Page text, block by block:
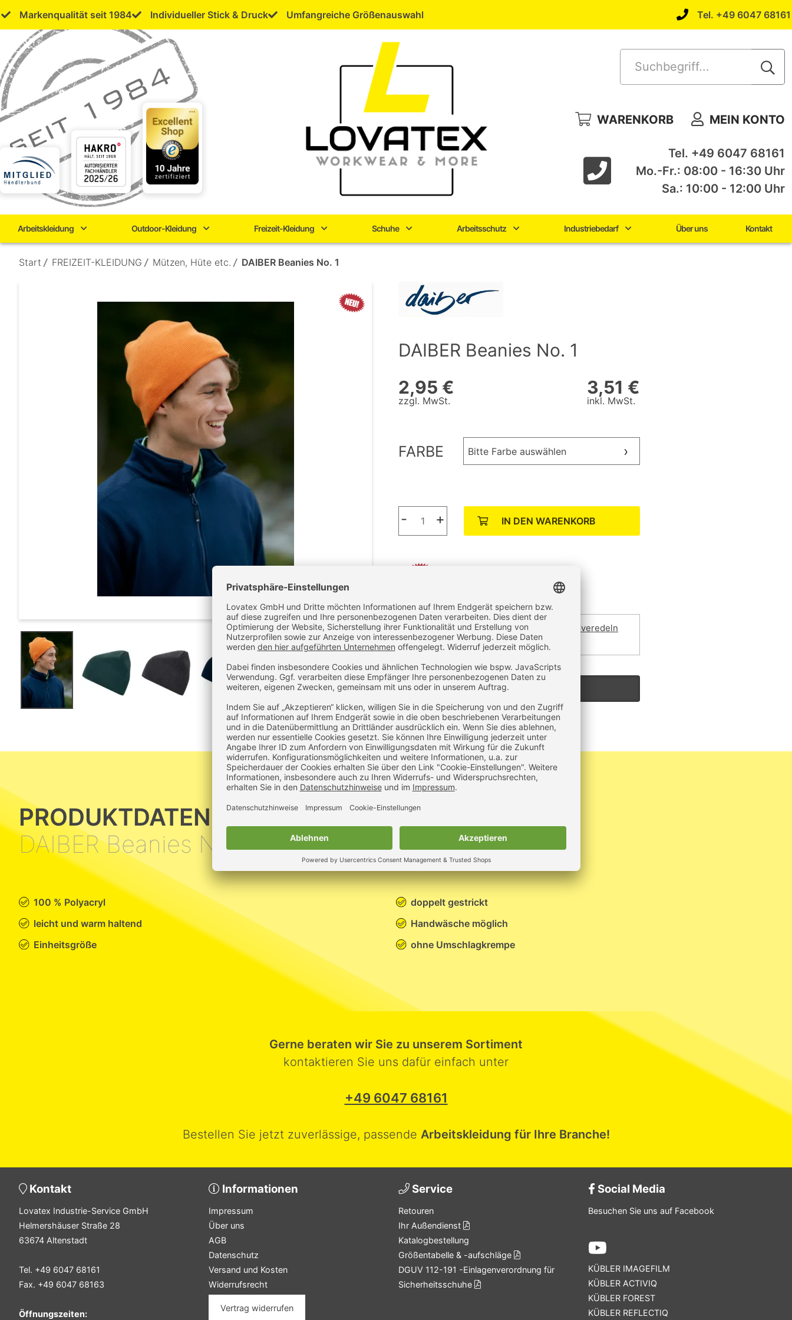
to
content
Markenqualität seit 1984 Individueller Stick & Druck Umfangreiche Größenauswahl Tel. +49 6047 68161
Suchbegriff...
WARENKORB MEIN KONTO
Tel. +49 6047 68161
Mo.-Fr.: 08:00 - 16:30 Uhr
Sa.: 10:00 - 12:00 Uhr
Arbeitskleidung Outdoor-Kleidung Freizeit-Kleidung Schuhe Arbeitsschutz Industriebedarf Über uns Kontakt
Start / FREIZEIT-KLEIDUNG / Mützen, Hüte etc. / DAIBER Beanies No. 1
DAIBER Beanies No. 1
2,95 €
zzgl. MwSt.
3,51 €
inkl. MwSt.
FARBE Bitte Farbe auswählen
- + IN DEN WARENKORB
Bei uns können Sie alle Textilien auch veredeln
lassen. Bitte hier klicken.
Noch Fragen zum Produkt?
PRODUKTDATEN
DAIBER Beanies No. 1
100 % Polyacryl
doppelt gestrickt
leicht und warm haltend
Handwäsche möglich
Einheitsgröße
ohne Umschlagkrempe
Gerne beraten wir Sie zu unserem Sortiment
kontaktieren Sie uns dafür einfach unter
+49 6047 68161
Bestellen Sie jetzt zuverlässige, passende Arbeitskleidung für Ihre Branche!
Kontakt
Lovatex Industrie-Service GmbH
Helmershäuser Straße 28
63674 Altenstadt
Tel. +49 6047 68161
Fax. +49 6047 68163
Öffnungszeiten:
Informationen
Impressum
Über uns
AGB
Datenschutz
Versand und Kosten
Widerrufsrecht
Vertrag widerrufen
Service
Retouren
Ihr Außendienst
Katalogbestellung
Größentabelle & -aufschläge
DGUV 112-191 -Einlagenverordnung für
Sicherheitsschuhe
Social Media
Besuchen Sie uns auf Facebook
KÜBLER IMAGEFILM
KÜBLER ACTIVIQ
KÜBLER FOREST
KÜBLER REFLECTIQ